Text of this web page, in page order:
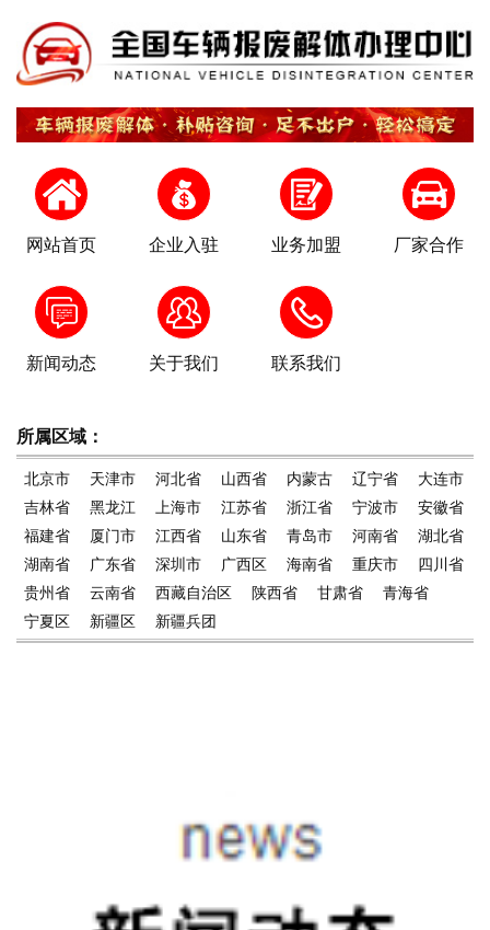
网站首页 企业入驻 业务加盟 厂家合作
新闻动态 关于我们 联系我们
所属区域：
北京市 天津市 河北省 山西省 内蒙古 辽宁省
大连市
吉林省
黑龙江 上海市 江苏省 浙江省 宁波市
安徽省
福建省
厦门市 江西省 山东省 青岛市 河南省
湖北省
湖南省
广东省 深圳市 广西区 海南省 重庆市
四川省
贵州省
云南省 西藏自治区 陕西省 甘肃省
青海省
宁夏区
新疆区 新疆兵团